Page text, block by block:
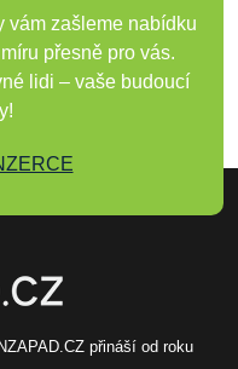
vám zašleme nabídku
přesně pro vás.
lidi – vaše budoucí
přináší od roku